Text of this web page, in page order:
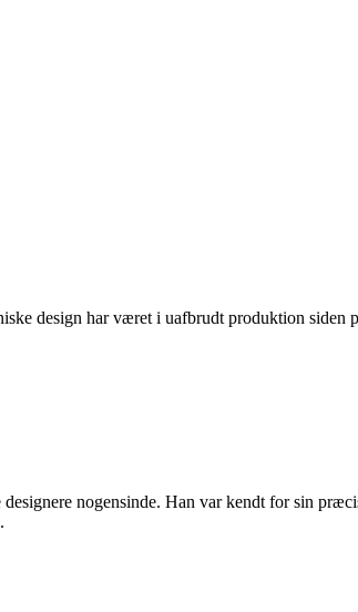
design har været i uafbrudt produktion siden
nogensinde. Han var kendt for sin